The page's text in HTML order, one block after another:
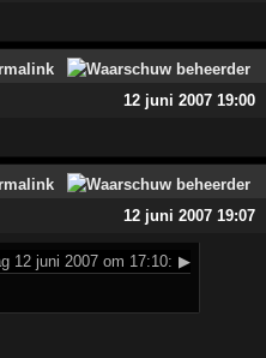
12 juni 2007 19:00
12 juni 2007 19:07
12 juni 2007 om 17:10: ▶